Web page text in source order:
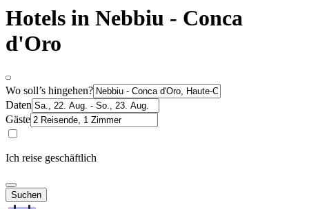
Hotels in Nebbiu - Conca
d'Oro
Wo soll’s hingehen?
Daten
Gäste
Ich reise geschäftlich
Suchen